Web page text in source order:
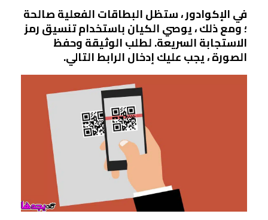
في الإكوادور ، ستظل البطاقات الفعلية صالحة
؛ ومع ذلك ،يوصي الكيان باستخدام تنسيق رمز
الاستجابة السريعة.لطلب الوثيقة وحفظ
الصورة ، يجب عليك إدخال الرابط التالي.